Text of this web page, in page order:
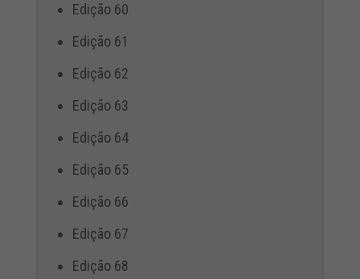
Edição 60
Edição 61
Edição 62
Edição 63
Edição 64
Edição 65
Edição 66
Edição 67
Edição 68